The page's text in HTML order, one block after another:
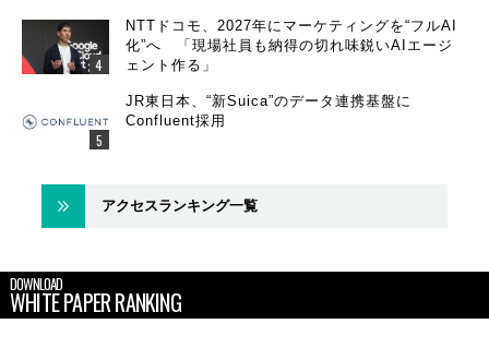
NTTドコモ、2027年にマーケティングを“フルAI
化”へ 「現場社員も納得の切れ味鋭いAIエージ
ェント作る」
JR東日本、“新Suica”のデータ連携基盤に
Confluent採用
アクセスランキング一覧
DOWNLOAD
WHITE PAPER RANKING